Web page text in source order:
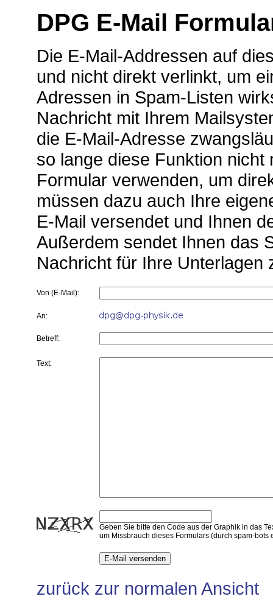
DPG E-Mail
Die E-Mail-Addressen auf
und nicht direkt verlinkt, um
Adressen in Spam-Listen
Nachricht mit Ihrem
die E-Mail-Adresse
so lange diese Funktion
Formular verwenden, um
müssen dazu auch Ihre
E-Mail versendet und Ihnen
Außerdem sendet Ihnen das
Nachricht für Ihre Unterlagen
Von (E-Mail):
An:
Betreff:
Text:
Geben Sie bitte den Code aus der Graphik in das
um Missbrauch dieses Formulars (durch spam-bots
zurück zur normalen Ansicht